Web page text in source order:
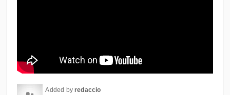
Added byredaccio